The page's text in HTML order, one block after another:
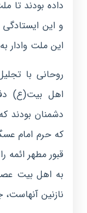
داده بودند تا
و این
این ملت وادار
روحانی با
اهل بیت(ع)
دشمنان بودند
که حرم امام
قبور مطهر ائمه
به اهل بیت
نازنین